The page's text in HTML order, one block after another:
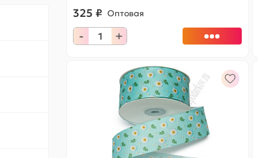
325 ₽ Оптовая
- +